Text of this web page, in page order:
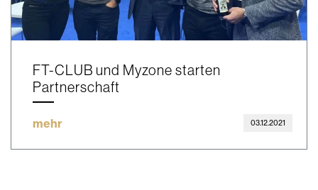
FT-CLUB und Myzone starten
Partnerschaft
mehr 03.12.2021